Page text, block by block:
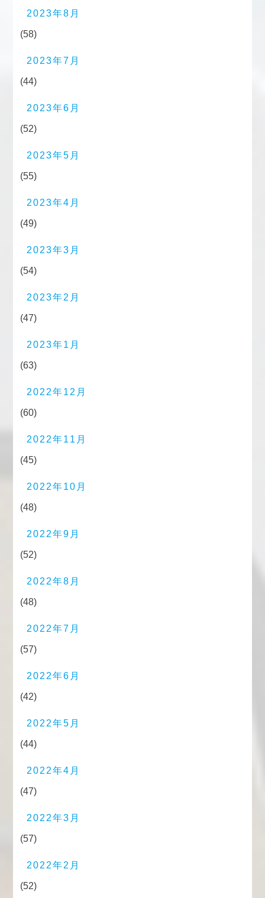
2023年8月
(58)
2023年7月
(44)
2023年6月
(52)
2023年5月
(55)
2023年4月
(49)
2023年3月
(54)
2023年2月
(47)
2023年1月
(63)
2022年12月
(60)
2022年11月
(45)
2022年10月
(48)
2022年9月
(52)
2022年8月
(48)
2022年7月
(57)
2022年6月
(42)
2022年5月
(44)
2022年4月
(47)
2022年3月
(57)
2022年2月
(52)